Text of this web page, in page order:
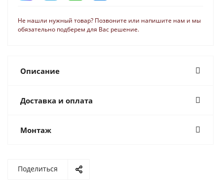
Не нашли нужный товар? Позвоните или напишите нам и мы
обязательно подберем для Вас решение.
Описание
Доставка и оплата
Монтаж
Поделиться